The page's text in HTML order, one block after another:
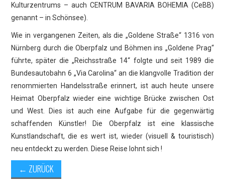
Kulturzentrums – auch CENTRUM BAVARIA BOHEMIA (CeBB)
genannt – in Schönsee).
Wie in vergangenen Zeiten, als die „Goldene Straße“ 1316 von
Nürnberg durch die Oberpfalz und Böhmen ins „Goldene Prag“
führte, später die „Reichsstraße 14“ folgte und seit 1989 die
Bundesautobahn 6 „Via Carolina“ an die klangvolle Tradition der
renommierten Handelsstraße erinnert, ist auch heute unsere
Heimat Oberpfalz wieder eine wichtige Brücke zwischen Ost
und West. Dies ist auch eine Aufgabe für die gegenwärtig
schaffenden Künstler! Die Oberpfalz ist eine klassische
Kunstlandschaft, die es wert ist, wieder (visuell & touristisch)
neu entdeckt zu werden. Diese Reise lohnt sich !
← ZURÜCK